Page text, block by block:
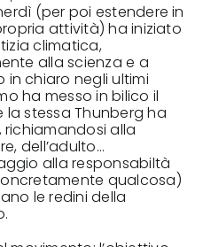
(per poi estendere in
attività) ha iniziato
climatica,
alla scienza e a
chiaro negli ultimi
ha messo in bilico il
stessa Thunberg ha
alla
dell’adulto…
alla responsabiltà
qualcosa)
le redini della